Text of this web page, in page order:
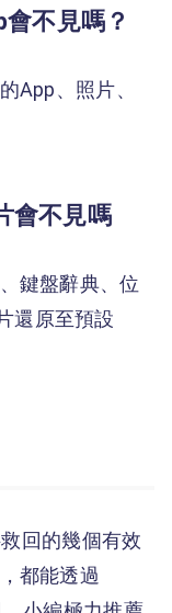
不見嗎？
App、照片、
會不見嗎
鍵盤辭典、位
還原至預設
回的幾個有效
都能透過